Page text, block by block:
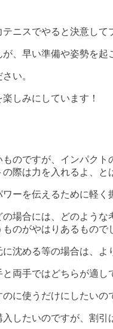
ニスでやると決意して
、早い準備や姿勢を
い。
しみにしています！
のですが、インパク
際は力を入れるよ、と
ーを伝えるために軽く
場合には、どのよう
のがやはりあるもので
沈める等の場合は、よ
両手ではどちらが適し
に使うだけにしたいの
したいのですが、割引